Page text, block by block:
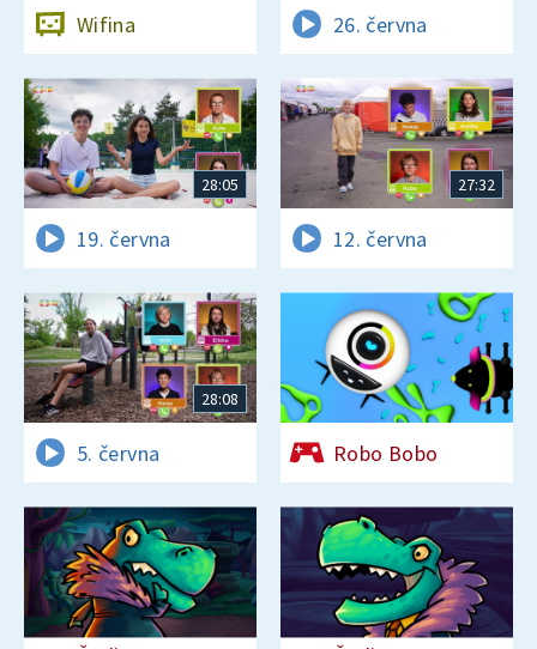
Wifina 26. června
28:05
19. června
27:32
12. června
28:08
5. června Robo Bobo